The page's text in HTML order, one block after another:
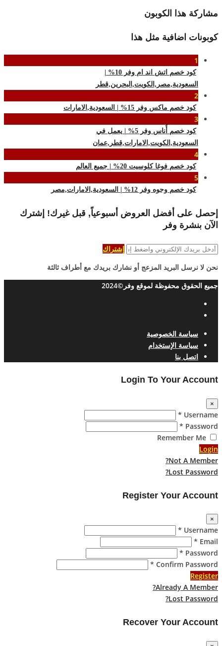
مشاركة هذا الكوبون
كوبونات اضافية مثل هذا
1
كود خصم اتش اند ام وفر 10% |
السعودية,مصر,الكويت,البحرين,قطر
2
كود خصم ماكس وفر 15% | السعودية,الامارات
3
كود خصم أُناس وفر 5% | يعمل في
السعودية,الكويت,الامارات,قطر,عمان
4
كود خصم فوغا كلوسيت 20% | جميع العالم
5
كود خصم وجوه وفر 12% | السعودية,الامارات,مصر
إحصل على أفضل العروض أسبوعياً, قبل غيرك! إشترك
الآن بنشرة وفر
إشتراك
نحن لا نرسل البريد المزعج أو نشارك بريدك مع أطراف ثالثة
جميع الحقوق محفوظة لموقع وفر©2024
سياسة الخصوصية
سياسة الإستخدام
اتصل بنا
Login To Your Account
×
Username *
Password *
Remember Me
Login
Not A Member?
Lost Password?
Register Your Account
×
Username *
Email *
Password *
Confirm Password *
Register
Already A Member?
Lost Password?
Recover Your Account